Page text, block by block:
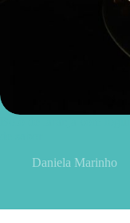
Daniela Marinho